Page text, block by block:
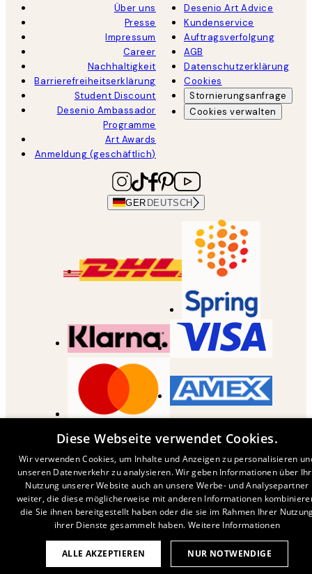
Über uns
Presse
Impressum
Career
Nachhaltigkeit
Barrierefreiheitserklärung
Student Discount
Desenio Ambassador
Programme
Art Awards
Anmeldung (geschäftlich)
Desenio Art Advice
Kundenservice
Auftragsverfolgung
AGB
Datenschutzerklärung
Cookies
Stornierungsanfrage
Cookies verwalten
GER DEUTSCH
Diese Webseite verwendet Cookies.
Wir verwenden Cookies, um Inhalte und Anzeigen zu personalisieren
unseren Datenverkehr zu analysieren. Wir geben Informationen über
Nutzung unserer Website auch an unsere Werbe- und Analysepartner
weiter, die diese möglicherweise mit anderen Informationen
die Sie ihnen bereitgestellt haben oder die sie im Rahmen Ihrer
ihrer Dienste gesammelt haben. Weitere Informationen
ALLE AKZEPTIEREN NUR NOTWENDIGE